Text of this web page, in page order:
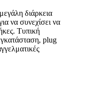
διάρκεια
να συνεχίσει να
Τυπική
plug